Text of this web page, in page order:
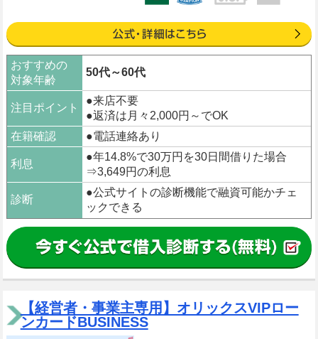
おすすめの
対象年齢
50代～60代
注目ポイント
●来店不要
●返済は月々2,000円～でOK
在籍確認
●電話連絡あり
利息
●年14.8%で30万円を30日間借りた場合
⇒3,649円の利息
診断
●公式サイトの診断機能で融資可能かチェ
ックできる
【経営者・事業主専用】オリックスVIPロー
ンカードBUSINESS